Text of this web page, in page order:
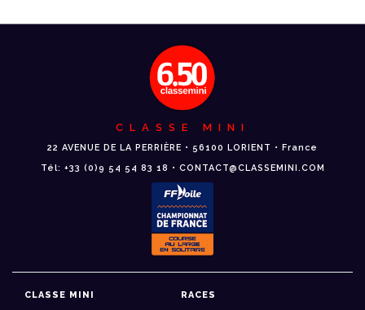
CLASSE MINI
22 AVENUE DE LA PERRIÈRE • 56100 LORIENT • France
Tél: +33 (0)9 54 54 83 18 • CONTACT@CLASSEMINI.COM
CLASSE MINI
RACES